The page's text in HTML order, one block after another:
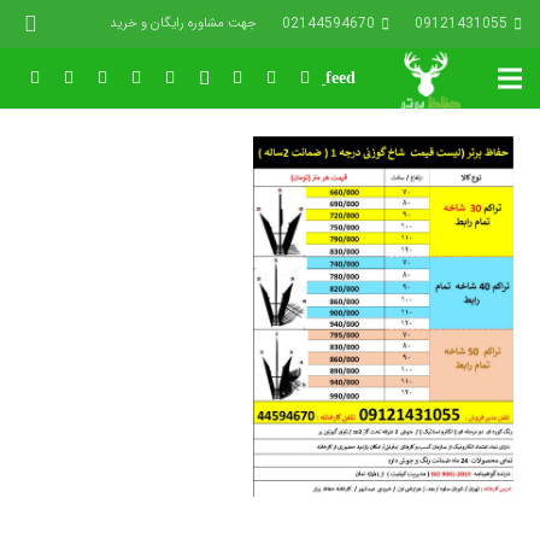
09121431055
02144594670 جهت مشاوره رایگان و خرید